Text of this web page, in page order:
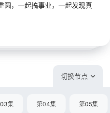
圆，一起搞事业，一起发现真
切换节点
集 第04集 第05集